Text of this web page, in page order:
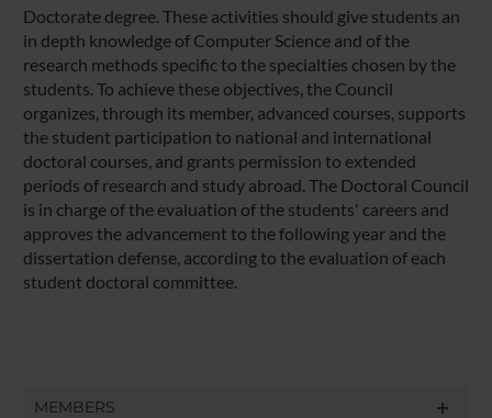
Doctorate degree. These activities should give students an
in depth knowledge of Computer Science and of the
research methods specific to the specialties chosen by the
students. To achieve these objectives, the Council
organizes, through its member, advanced courses, supports
the student participation to national and international
doctoral courses, and grants permission to extended
periods of research and study abroad. The Doctoral Council
is in charge of the evaluation of the students' careers and
approves the advancement to the following year and the
dissertation defense, according to the evaluation of each
student doctoral committee.
MEMBERS